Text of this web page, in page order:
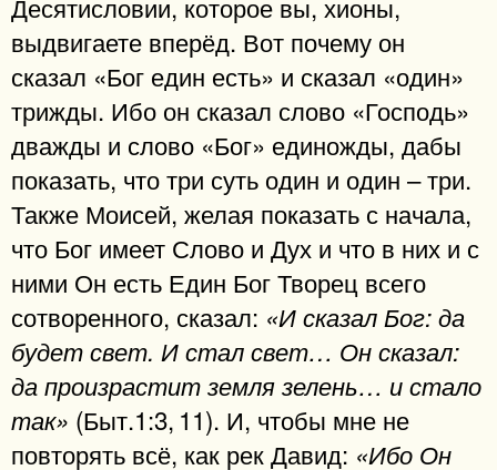
выдвигаете вперёд. Вот почему он
сказал «Бог един есть» и сказал «один»
трижды. Ибо он сказал слово «Господь»
дважды и слово «Бог» единожды, дабы
показать, что три суть один и один – три.
Также Моисей, желая показать с начала,
что Бог имеет Слово и Дух и что в них и с
ними Он есть Един Бог Творец всего
сотворенного, сказал: «И сказал Бог: да
будет свет. И стал свет… Он сказал:
да произрастит земля зелень… и стало
так» (Быт.1:3, 11). И, чтобы мне не
повторять всё, как рек Давид: «Ибо Он